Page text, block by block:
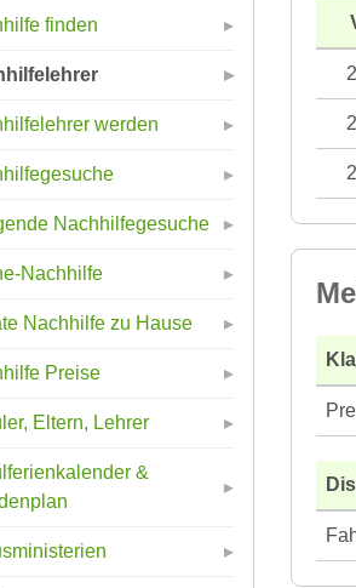
finden
werden
Nachhilfegesuche
Nachhilfe
Nachhilfe zu Hause
Preise
Eltern, Lehrer
&